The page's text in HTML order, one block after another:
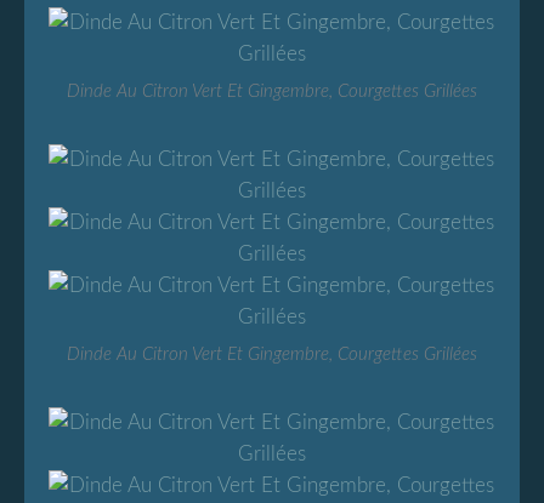
Dinde Au Citron Vert Et Gingembre, Courgettes Grillées
Dinde Au Citron Vert Et Gingembre, Courgettes Grillées